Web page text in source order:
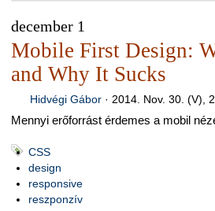
december 1
Mobile First Design:
and Why It Sucks
Hidvégi Gábor· 2014. Nov. 30. (V),
Mennyi erőforrást érdemes a mobil
CSS
design
responsive
reszponzív